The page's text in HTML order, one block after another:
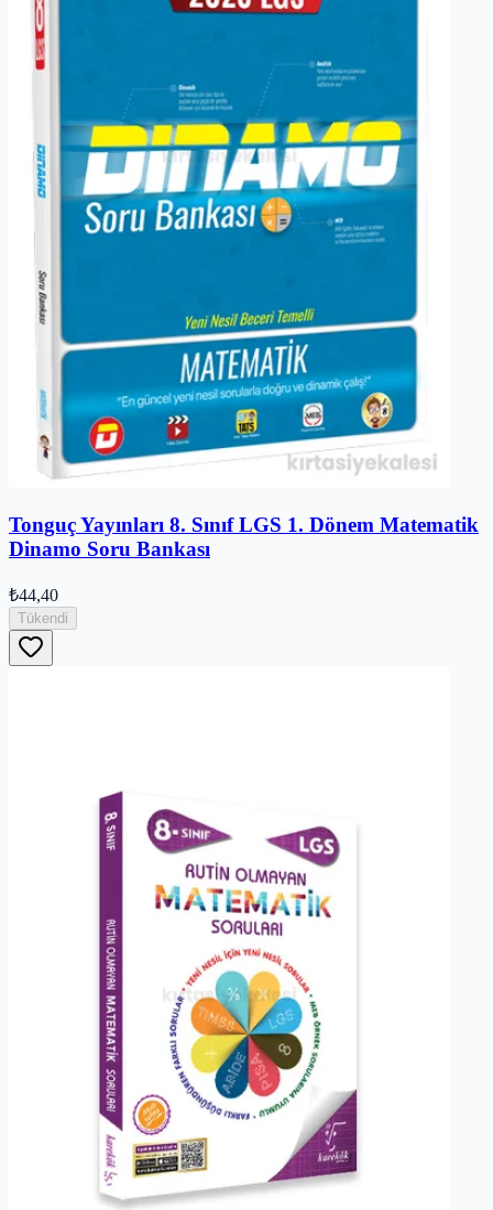
Tonguç Yayınları 8. Sınıf LGS 1. Dönem Matematik
Dinamo Soru Bankası
₺44,40
Tükendi